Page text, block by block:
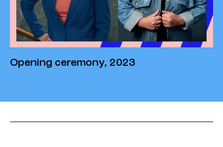
Opening ceremony, 2023